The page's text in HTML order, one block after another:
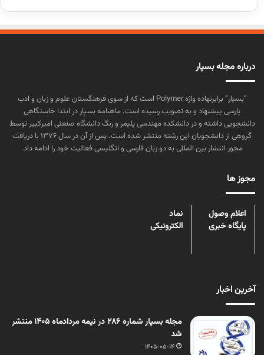
درباره مجله بسپار
“بسپار” برابرنهاده واژه Polymer است که از سوی فرهنگستان علوم و زبان و ادب
پارسی پیشنهاد و به تصویب رسیده است. ماهنامه بسپار در ابتدا خاستگاهی
دانشجویی داشته و در دانشکده مهندسی پلیمر و رنگ دانشگاه صنعتی امیرکبیر توسط
گروهی از دانشجویان این رشته منتشر شده است. پس از آن در سال ۱۳۷۶ با دریافت
مجوز انتشار بین المللی به دو زبان فارسی و انگلیسی فعالیت خود را ادامه داد.
مجوز ها
اعلام وصول
پایگاه خبری
نماد
الکترونیکی
آخرین اخبار
مجله بسپار شماره 286 در نیمه مردادماه 1405 منتشر
شد
1405-05-14